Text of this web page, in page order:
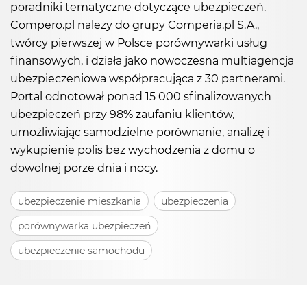
poradniki tematyczne dotyczące ubezpieczeń.
Compero.pl należy do grupy Comperia.pl S.A.,
twórcy pierwszej w Polsce porównywarki usług
finansowych, i działa jako nowoczesna multiagencja
ubezpieczeniowa współpracująca z 30 partnerami.
Portal odnotował ponad 15 000 sfinalizowanych
ubezpieczeń przy 98% zaufaniu klientów,
umożliwiając samodzielne porównanie, analizę i
wykupienie polis bez wychodzenia z domu o
dowolnej porze dnia i nocy.
ubezpieczenie mieszkania
ubezpieczenia
porównywarka ubezpieczeń
ubezpieczenie samochodu